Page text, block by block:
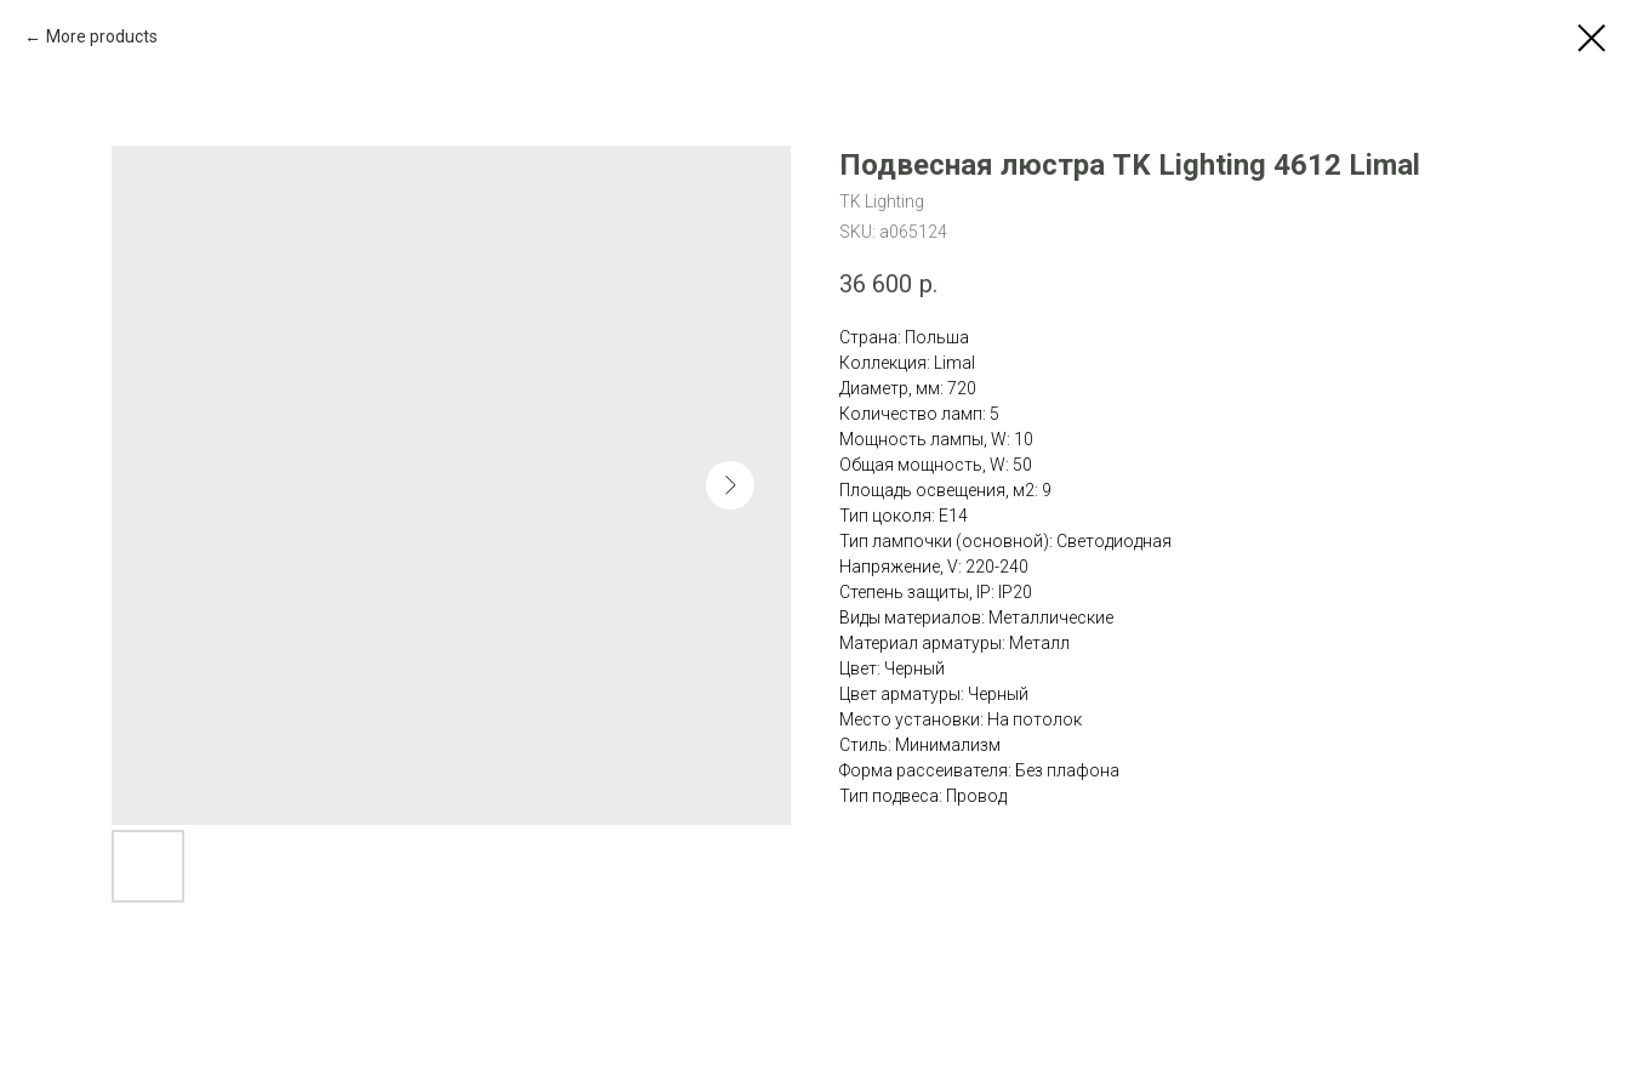
More products
Подвесная люстра TK Lighting 4612 Limal
TK Lighting
SKU: a065124
36 600 р.
Страна: Польша
Коллекция: Limal
Диаметр, мм: 720
Количество ламп: 5
Мощность лампы, W: 10
Общая мощность, W: 50
Площадь освещения, м2: 9
Тип цоколя: E14
Тип лампочки (основной): Светодиодная
Напряжение, V: 220-240
Степень защиты, IP: IP20
Виды материалов: Металлические
Материал арматуры: Металл
Цвет: Черный
Цвет арматуры: Черный
Место установки: На потолок
Стиль: Минимализм
Форма рассеивателя: Без плафона
Тип подвеса: Провод